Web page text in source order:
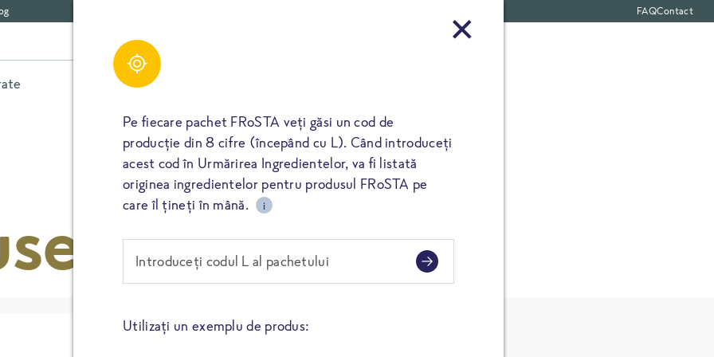
FAQContact
Legume
Filtru
APLICĂ FILTRU
ȘTERGE TOT
Filtrează după
CEL MAI NOU
ALFABETIC
TIMP DE PREGĂTIRE
AMPRENTA DE CARBON
CONȚINUT DE PROTEINE
Pe fiecare pachet FRoSTA veți găsi un cod de
producție din 8 cifre (începând cu L). Când introduceți
acest cod în Urmărirea Ingredientelor, va fi listată
originea ingredientelor pentru produsul FRoSTA pe
care îl țineți în mână.
i
Introduceți codul L al pachetului
Utilizați un exemplu de produs: